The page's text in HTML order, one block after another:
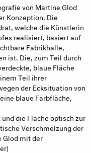
von Martine Glod
Konzeption. Die
welche die Künstlerin
realisiert, basiert auf
Fabrikhalle,
ist. Die, zum Teil durch
blaue Fläche
Teil ihrer
der Ecksituation von
blaue Farbfläche,
die Fläche optisch zur
Verschmelzung der
Glod mit der